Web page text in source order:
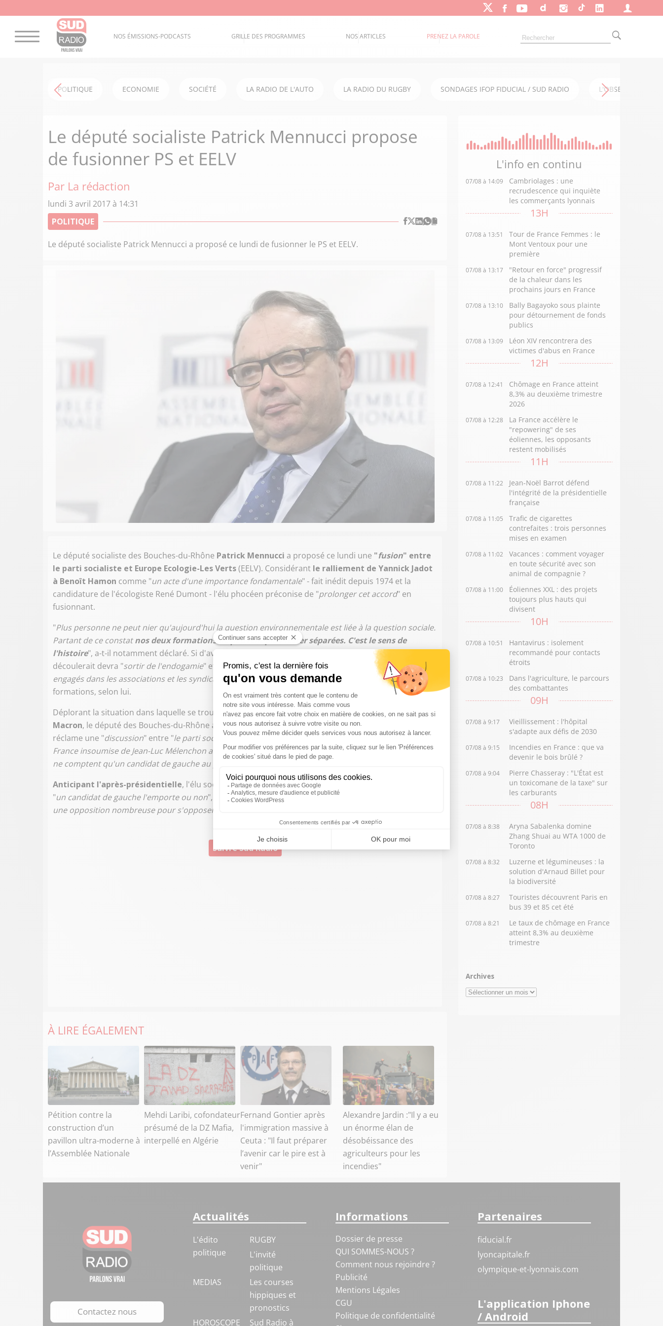
NOS ÉMISSIONS-PODCASTS GRILLE DES PROGRAMMES NOS ARTICLES PRENEZ LA PAROLE
POLITIQUE ECONOMIE SOCIÉTÉ LA RADIO DE L'AUTO LA RADIO DU RUGBY SONDAGES IFOP FIDUCIAL / SUD RADIO L'OBSERVATOIRE
Le député socialiste Patrick Mennucci propose
de fusionner PS et EELV
Par La rédaction
lundi 3 avril 2017 à 14:31
POLITIQUE
Le député socialiste Patrick Mennucci a proposé ce lundi de fusionner le PS et EELV.
Le député socialiste des Bouches-du-Rhône Patrick Mennucci a proposé ce lundi une "fusion" entre
le parti socialiste et Europe Ecologie-Les Verts(EELV). Considérant le ralliement de Yannick Jadot
à Benoît Hamon comme "un acte d'une importance fondamentale" - fait inédit depuis 1974 et la
candidature de l'écologiste René Dumont - l'élu phocéen préconise de "prolonger cet accord" en
fusionnant.
"Plus personne ne peut nier qu'aujourd'hui la question environnementale est liée à la question sociale.
Partant de ce constatnos deux formations ne peuvent plus rester séparées. C'est le sens de
l'histoire", a-t-il notamment déclaré. Si d'aventure une telle fusion était réalisée, le parti qui en
découlerait devra "sortir de l'endogamie" et permettre "la participation des hommes et des femmes
engagés dans les associations et les syndicats qui partagent" des valeurs similaires aux deux
formations, selon lui.
Déplorant la situation dans laquelle se trouve la gauche,tiraillée entre Benoît Hamon et Emmanuel
Macron, le député des Bouches-du-Rhône a par ailleurslancé un appel pour les législatives
réclame une "discussion" entre "le parti socialiste fidèle au résultat de la primaire", "EELV, le PCF, la
France insoumise de Jean-Luc Mélenchon ainsi que le PRG afin que les 577 circonscriptions de France
ne comptent qu'un candidat de gauche au premier tour
Anticipant l'après-présidentielle, l'élu socialiste affirme que dans tous les cas de figure, si
"un candidat de gauche l'emporte ou non", "
il faudra soit une majorité plurielle pour le soutenir soit
une opposition nombreuse pour s'opposer au pouvoir libéral et/ou conservateur
Suivre Sud Radio
À LIRE ÉGALEMENT
Pétition contre la
construction d’un
pavillon ultra-moderne à
l’Assemblée Nationale
Mehdi Laribi, cofondateur
présumé de la DZ Mafia,
interpellé en Algérie
Fernand Gontier après
l'immigration massive à
Ceuta : "Il faut préparer
l’avenir car le pire est à
venir"
Alexandre Jardin :"Il y a eu
un énorme élan de
désobéissance des
agriculteurs pour les
incendies"
L'info en continu
07/08 à 14:09
Cambriolages : une
recrudescence qui inquiète
les commerçants lyonnais
13H
07/08 à 13:51
Tour de France Femmes : le
Mont Ventoux pour une
première
07/08 à 13:17
"Retour en force" progressif
de la chaleur dans les
prochains jours en France
07/08 à 13:10
Bally Bagayoko sous plainte
pour détournement de fonds
publics
07/08 à 13:09
Léon XIV rencontrera des
victimes d'abus en France
12H
07/08 à 12:41
Chômage en France atteint
8,3% au deuxième trimestre
2026
07/08 à 12:28
La France accélère le
"repowering" de ses
éoliennes, les opposants
restent mobilisés
11H
07/08 à 11:22
Jean-Noël Barrot défend
l'intégrité de la présidentielle
française
07/08 à 11:05
Trafic de cigarettes
contrefaites : trois personnes
mises en examen
07/08 à 11:02
Vacances : comment voyager
en toute sécurité avec son
animal de compagnie ?
07/08 à 11:00
Éoliennes XXL : des projets
toujours plus hauts qui
divisent
10H
07/08 à 10:51
Hantavirus : isolement
recommandé pour contacts
étroits
07/08 à 10:23
Dans l'agriculture, le parcours
des combattantes
09H
07/08 à 9:17
Vieillissement : l'hôpital
s'adapte aux défis de 2030
07/08 à 9:15
Incendies en France : que va
devenir le bois brûlé ?
07/08 à 9:04
Pierre Chasseray : "L'État est
un toxicomane de la taxe" sur
les carburants
08H
07/08 à 8:38
Aryna Sabalenka domine
Zhang Shuai au WTA 1000 de
Toronto
07/08 à 8:32
Luzerne et légumineuses : la
solution d'Arnaud Billet pour
la biodiversité
07/08 à 8:27
Touristes découvrent Paris en
bus 39 et 85 cet été
07/08 à 8:21
Le taux de chômage en France
atteint 8,3% au deuxième
trimestre
Archives
Archives
Contactez nous
Actualités
L'édito
politique
RUGBY
L'invité
politique
MEDIAS
Les courses
hippiques et
pronostics
HOROSCOPE
Sud Radio à
Informations
Dossier de presse
QUI SOMMES-NOUS ?
Comment nous rejoindre ?
Publicité
Mentions Légales
CGU
Politique de confidentialité
Partenaires
fiducial.fr
lyoncapitale.fr
olympique-et-lyonnais.com
L'application Iphone
/ Android